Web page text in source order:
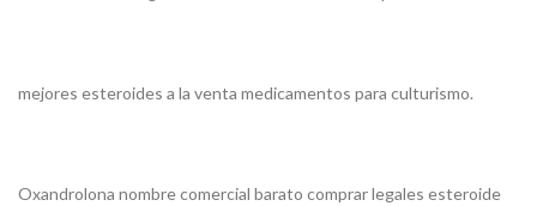
mejores esteroides a la venta medicamentos para culturismo.
Oxandrolona nombre comercial barato comprar legales esteroide